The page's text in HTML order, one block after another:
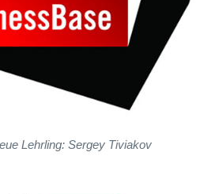
Lehrling: Sergey Tiviakov